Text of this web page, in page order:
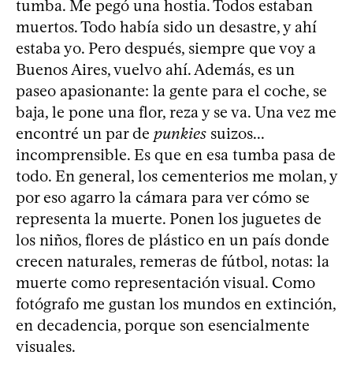
tumba. Me pegó una hostia. Todos estaban
muertos. Todo había sido un desastre, y ahí
estaba yo. Pero después, siempre que voy a
Buenos Aires, vuelvo ahí. Además, es un
paseo apasionante: la gente para el coche, se
baja, le pone una flor, reza y se va. Una vez me
encontré un par de punkies suizos...
incomprensible. Es que en esa tumba pasa de
todo. En general, los cementerios me molan, y
por eso agarro la cámara para ver cómo se
representa la muerte. Ponen los juguetes de
los niños, flores de plástico en un país donde
crecen naturales, remeras de fútbol, notas: la
muerte como representación visual. Como
fotógrafo me gustan los mundos en extinción,
en decadencia, porque son esencialmente
visuales.